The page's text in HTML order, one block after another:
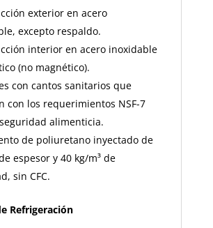
exterior en acero
excepto respaldo.
interior en acero inoxidable
(no magnético).
con cantos sanitarios que
con los requerimientos NSF-7
alimenticia.
de poliuretano inyectado de
espesor y 40 kg/m³ de
sin CFC.
Refrigeración